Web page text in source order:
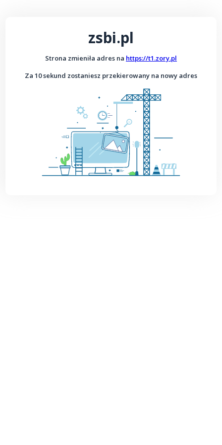
zsbi.pl
Strona zmieniła adres na https://t1.zory.pl
Za 10 sekund zostaniesz przekierowany na nowy adres